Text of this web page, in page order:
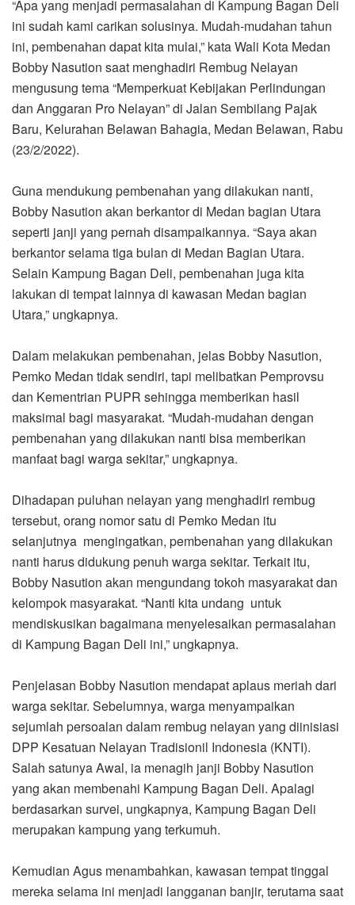
“Apa yang menjadi permasalahan di Kampung Bagan Deli
ini sudah kami carikan solusinya. Mudah-mudahan tahun
ini, pembenahan dapat kita mulai,” kata Wali Kota Medan
Bobby Nasution saat menghadiri Rembug Nelayan
mengusung tema “Memperkuat Kebijakan Perlindungan
dan Anggaran Pro Nelayan” di Jalan Sembilang Pajak
Baru, Kelurahan Belawan Bahagia, Medan Belawan, Rabu
(23/2/2022).
Guna mendukung pembenahan yang dilakukan nanti,
Bobby Nasution akan berkantor di Medan bagian Utara
seperti janji yang pernah disampaikannya. “Saya akan
berkantor selama tiga bulan di Medan Bagian Utara.
Selain Kampung Bagan Deli, pembenahan juga kita
lakukan di tempat lainnya di kawasan Medan bagian
Utara,” ungkapnya.
Dalam melakukan pembenahan, jelas Bobby Nasution,
Pemko Medan tidak sendiri, tapi melibatkan Pemprovsu
dan Kementrian PUPR sehingga memberikan hasil
maksimal bagi masyarakat. “Mudah-mudahan dengan
pembenahan yang dilakukan nanti bisa memberikan
manfaat bagi warga sekitar,” ungkapnya.
Dihadapan puluhan nelayan yang menghadiri rembug
tersebut, orang nomor satu di Pemko Medan itu
selanjutnya mengingatkan, pembenahan yang dilakukan
nanti harus didukung penuh warga sekitar. Terkait itu,
Bobby Nasution akan mengundang tokoh masyarakat dan
kelompok masyarakat. “Nanti kita undang untuk
mendiskusikan bagaimana menyelesaikan permasalahan
di Kampung Bagan Deli ini,” ungkapnya.
Penjelasan Bobby Nasution mendapat aplaus meriah dari
warga sekitar. Sebelumnya, warga menyampaikan
sejumlah persoalan dalam rembug nelayan yang diinisiasi
DPP Kesatuan Nelayan Tradisionil Indonesia (KNTI).
Salah satunya Awal, ia menagih janji Bobby Nasution
yang akan membenahi Kampung Bagan Deli. Apalagi
berdasarkan survei, ungkapnya, Kampung Bagan Deli
merupakan kampung yang terkumuh.
Kemudian Agus menambahkan, kawasan tempat tinggal
mereka selama ini menjadi langganan banjir, terutama saat